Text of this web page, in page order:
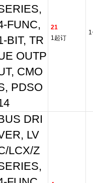
FUNC,
BIT, TR
OUTP
CMO
PDSO
21
1起订
DRI
LV
LCX/Z